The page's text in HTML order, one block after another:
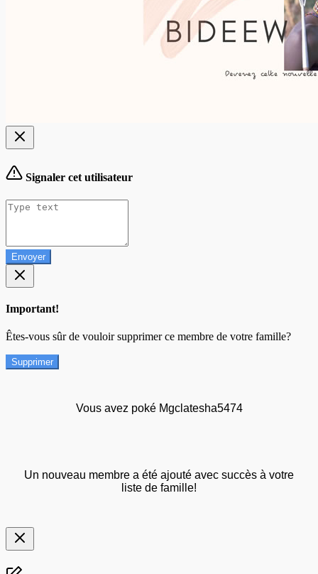
Signaler cet utilisateur
Envoyer
Important!
Êtes-vous sûr de vouloir supprimer ce membre de votre famille?
Supprimer
Vous avez poké Mgclatesha5474
Un nouveau membre a été ajouté avec succès à votre
liste de famille!